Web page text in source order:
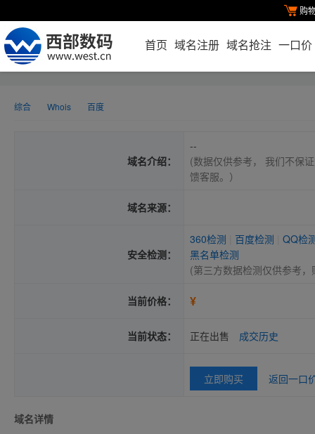
购
首页 域名注册 域名抢注 一口价
综合 Whois 百度
域名介绍：
--
(数据仅供参考， 我们不保
馈客服。）
域名来源：
安全检测：
360检测 百度检测
QQ检
黑名单检测
(第三方数据检测仅供参考
当前价格： ¥
当前状态： 正在出售 成交历史
立即购买 返回一口
域名详情